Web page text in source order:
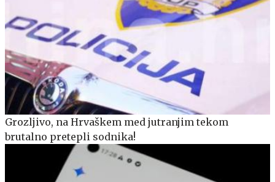
Grozljivo, na Hrvaškem med jutranjim tekom
brutalno pretepli sodnika!